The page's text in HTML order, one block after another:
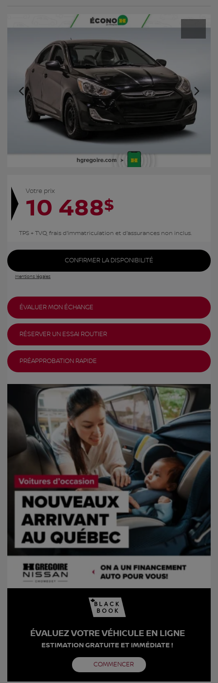
Votre prix
10 488$
TPS + TVQ, frais d'immatriculation et d'assurances non inclus.
CONFIRMER LA DISPONIBILITÉ
Mentions légales
ÉVALUER MON ÉCHANGE
RÉSERVER UN ESSAI ROUTIER
PRÉAPPROBATION RAPIDE
ÉVALUEZ VOTRE VÉHICULE EN LIGNE
ESTIMATION GRATUITE ET IMMÉDIATE !
COMMENCER